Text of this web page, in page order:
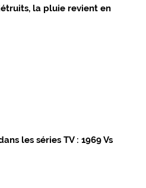
la pluie revient en
les séries TV : 1969 Vs